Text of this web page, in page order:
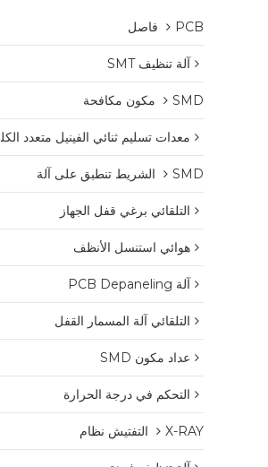
PCB فاصل
آلة تنظيف SMT
SMD مكون مكافحة
معدات تسليم ثنائي الفينيل متعدد الكلور
SMD الشريط تنطبق على آلة
التلقائي برغي قفل الجهاز
هوائي استنسل الأنظف
آلة PCB Depaneling
التلقائي آلة المسمار القفل
عداد مكون SMD
التحكم في درجة الحرارة
X-RAY التفتيش نظام